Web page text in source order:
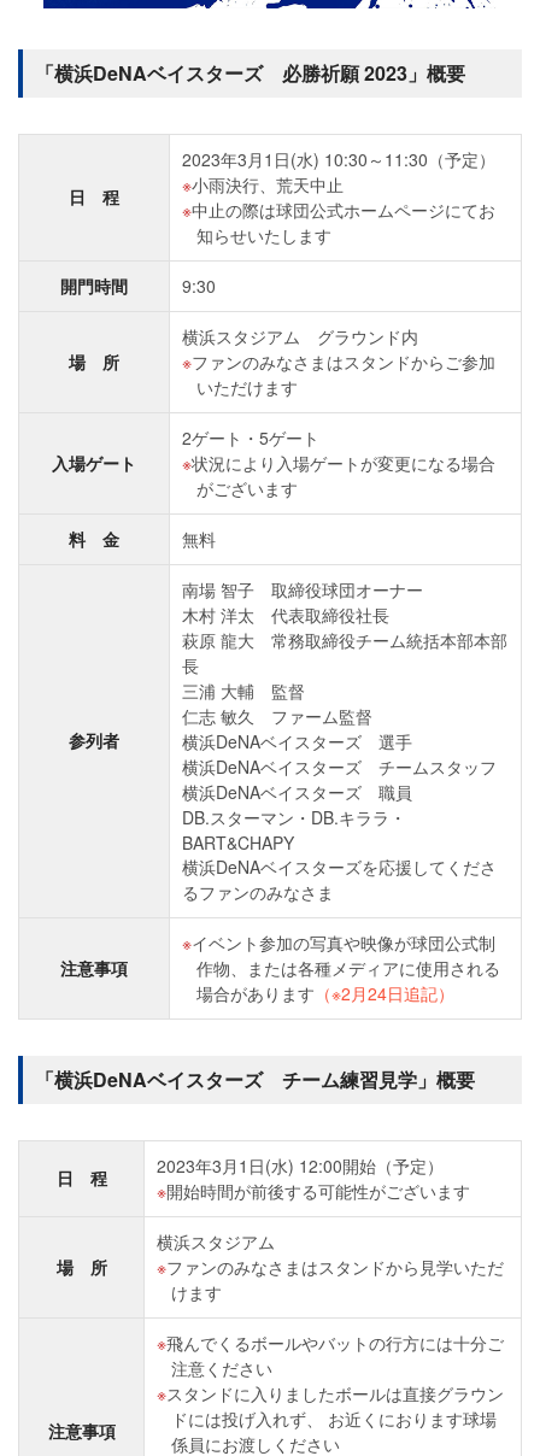
「横浜DeNAベイスターズ 必勝祈願 2023」概要
日 程
2023年3月1日(水) 10:30～11:30（予定）
小雨決行、荒天中止
中止の際は球団公式ホームページにてお
知らせいたします
開門時間 9:30
場 所
横浜スタジアム グラウンド内
ファンのみなさまはスタンドからご参加
いただけます
入場ゲート
2ゲート・5ゲート
状況により入場ゲートが変更になる場合
がございます
料 金 無料
参列者
南場 智子 取締役球団オーナー
木村 洋太 代表取締役社長
萩原 龍大 常務取締役チーム統括本部本部
長
三浦 大輔 監督
仁志 敏久 ファーム監督
横浜DeNAベイスターズ 選手
横浜DeNAベイスターズ チームスタッフ
横浜DeNAベイスターズ 職員
DB.スターマン・DB.キララ・
BART&CHAPY
横浜DeNAベイスターズを応援してくださ
るファンのみなさま
注意事項
イベント参加の写真や映像が球団公式制
作物、または各種メディアに使用される
場合があります （※2月24日追記）
「横浜DeNAベイスターズ チーム練習見学」概要
日 程
2023年3月1日(水) 12:00開始（予定）
開始時間が前後する可能性がございます
場 所
横浜スタジアム
ファンのみなさまはスタンドから見学いただ
けます
注意事項
飛んでくるボールやバットの行方には十分ご
注意ください
スタンドに入りましたボールは直接グラウン
ドには投げ入れず、 お近くにおります球場
係員にお渡しください